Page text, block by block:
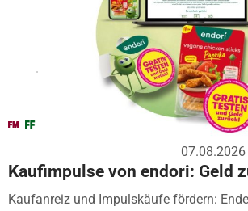
07.08.2026
Kaufimpulse von endori: Geld
Kaufanreiz und Impulskäufe fördern: